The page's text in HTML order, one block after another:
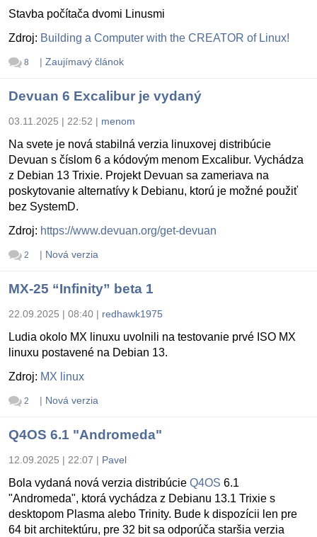
Stavba počítača dvomi Linusmi
Zdroj: Building a Computer with the CREATOR of Linux!
8 | Zaujímavý článok
Devuan 6 Excalibur je vydaný
03.11.2025 | 22:52 | menom
Na svete je nová stabilná verzia linuxovej distribúcie
Devuan s číslom 6 a kódovým menom Excalibur. Vychádza
z Debian 13 Trixie. Projekt Devuan sa zameriava na
poskytovanie alternatívy k Debianu, ktorú je možné použiť
bez SystemD.
Zdroj: https://www.devuan.org/get-devuan
2 | Nová verzia
MX-25 “Infinity” beta 1
22.09.2025 | 08:40 | redhawk1975
Ludia okolo MX linuxu uvolnili na testovanie prvé ISO MX
linuxu postavené na Debian 13.
Zdroj: MX linux
2 | Nová verzia
Q4OS 6.1 "Andromeda"
12.09.2025 | 22:07 | Pavel
Bola vydaná nová verzia distribúcie Q4OS 6.1
"Andromeda", ktorá vychádza z Debianu 13.1 Trixie s
desktopom Plasma alebo Trinity. Bude k dispozícii len pre
64 bit architektúru, pre 32 bit sa odporúča staršia verzia